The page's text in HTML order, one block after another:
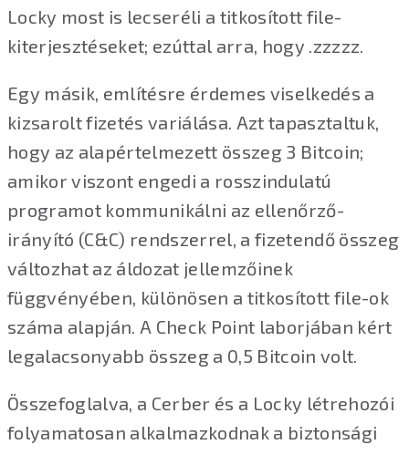
Locky most is lecseréli a titkosított file-
kiterjesztéseket; ezúttal arra, hogy .zzzzz.
Egy másik, említésre érdemes viselkedés a
kizsarolt fizetés variálása. Azt tapasztaltuk,
hogy az alapértelmezett összeg 3 Bitcoin;
amikor viszont engedi a rosszindulatú
programot kommunikálni az ellenőrző-
irányító (C&C) rendszerrel, a fizetendő összeg
változhat az áldozat jellemzőinek
függvényében, különösen a titkosított file-ok
száma alapján. A Check Point laborjában kért
legalacsonyabb összeg a 0,5 Bitcoin volt.
Összefoglalva, a Cerber és a Locky létrehozói
folyamatosan alkalmazkodnak a biztonsági